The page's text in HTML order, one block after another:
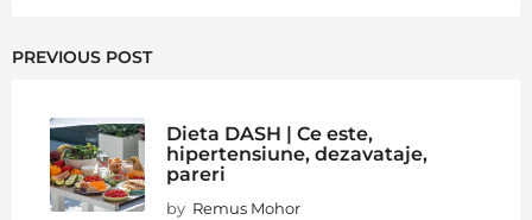
PREVIOUS POST
Dieta DASH | Ce este,
hipertensiune, dezavataje,
pareri
by Remus Mohor